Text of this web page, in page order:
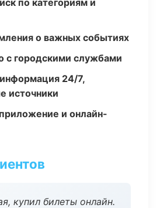
по категориям и
о важных событиях
с городскими службами
24/7,
источники
и онлайн-
купил билеты онлайн.